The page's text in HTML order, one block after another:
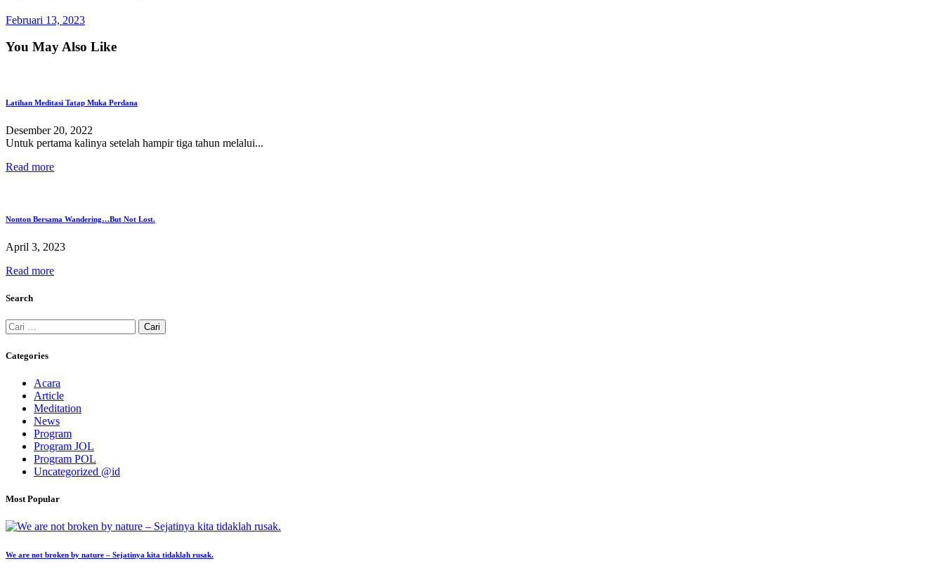
Februari 13, 2023
You May Also Like
Latihan Meditasi Tatap Muka Perdana
Desember 20, 2022
Untuk pertama kalinya setelah hampir tiga tahun melalui...
Read more
Nonton Bersama Wandering…But Not Lost.
April 3, 2023
Read more
Search
Cari
untuk:
Categories
Acara
Article
Meditation
News
Program
Program JOL
Program POL
Uncategorized @id
Most Popular
We are not broken by nature – Sejatinya kita tidaklah rusak.